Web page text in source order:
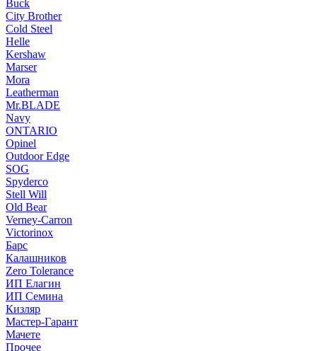
Buck
City Brother
Cold Steel
Helle
Kershaw
Marser
Mora
Leatherman
Mr.BLADE
Navy
ONTARIO
Opinel
Outdoor Edge
SOG
Spyderco
Stell Will
Old Bear
Verney-Carron
Victorinox
Барс
Калашников
Zero Tolerance
ИП Елагин
ИП Семина
Кизляр
Мастер-Гарант
Мачете
Прочее